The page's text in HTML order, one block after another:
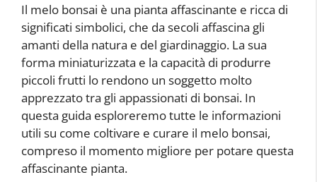
Il melo bonsai è una pianta affascinante e ricca di
significati simbolici, che da secoli affascina gli
amanti della natura e del giardinaggio. La sua
forma miniaturizzata e la capacità di produrre
piccoli frutti lo rendono un soggetto molto
apprezzato tra gli appassionati di bonsai. In
questa guida esploreremo tutte le informazioni
utili su come coltivare e curare il melo bonsai,
compreso il momento migliore per potare questa
affascinante pianta.